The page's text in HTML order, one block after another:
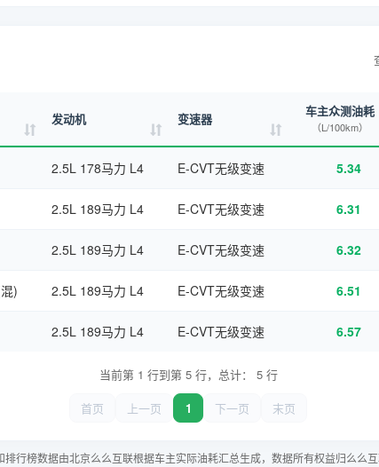
发动机 变速器 车主众测油耗
（L/100km）
2.5L 178马力 L4 E-CVT无级变速 5.34
2.5L 189马力 L4 E-CVT无级变速 6.31
2.5L 189马力 L4 E-CVT无级变速 6.32
) 2.5L 189马力 L4 E-CVT无级变速 6.51
2.5L 189马力 L4 E-CVT无级变速 6.57
当前第 1 行到第 5 行，总计： 5 行
首页
上一页 1 下一页 末页
行榜数据由北京么么互联根据车主实际油耗汇总生成，数据所有权益归么么